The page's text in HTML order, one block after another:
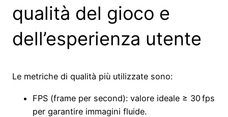
qualità del gioco e
dell’esperienza utente
Le metriche di qualità più utilizzate sono:
FPS (frame per second): valore ideale ≥ 30 fps
per garantire immagini fluide.